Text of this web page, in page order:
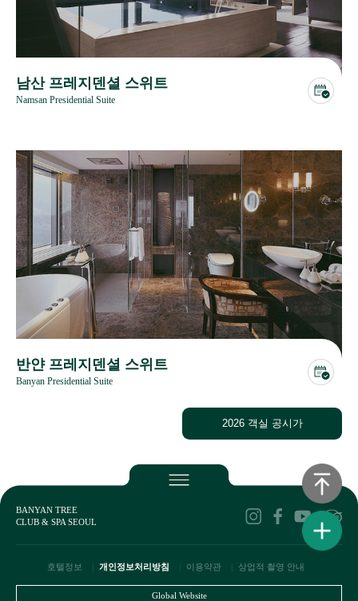
남산 프레지덴셜 스위트
Namsan Presidential Suite
반얀 프레지덴셜 스위트
Banyan Presidential Suite
2026 객실 공시가
BANYAN TREE
CLUB & SPA SEOUL
호텔정보 개인정보처리방침 이용약관 상업적 촬영 안내
Global Website